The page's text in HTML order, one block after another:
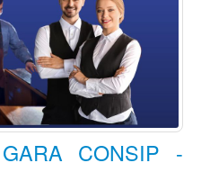
CONSIP -